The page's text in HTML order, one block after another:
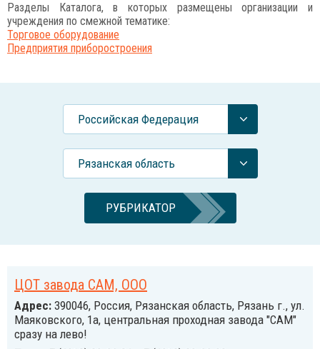
Разделы Каталога, в которых размещены организации и
учреждения по смежной тематике:
Торговое оборудование
Предприятия приборостроения
Российcкая Федерация
Рязанская область
РУБРИКАТОР
ЦОТ завода САМ, ООО
Адрес: 390046, Россия, Рязанская область, Рязань г., ул.
Маяковского, 1а, центральная проходная завода "САМ"
сразу на лево!